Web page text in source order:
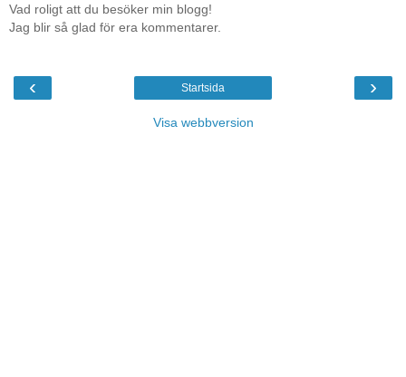
Vad roligt att du besöker min blogg!
Jag blir så glad för era kommentarer.
‹ ›
Startsida
Visa webbversion